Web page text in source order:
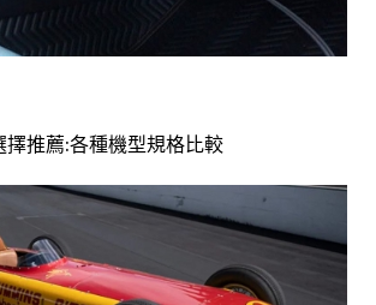
擇推薦:各種機型規格比較